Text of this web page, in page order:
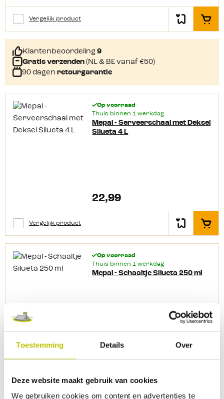
Toestemming Details Over
Deze website maakt gebruik van cookies
We gebruiken cookies om content en advertenties te
Vergelijk product In het
Klantenbeoordeling 9
Gratis verzenden (NL & BE vanaf €50)
90 dagen retourgarantie
Op voorraad
Thuis binnen 1 werkdag
Mepal - Serveerschaal met Deksel
Silueta 4 L
22,99
Vergelijk product In het
Op voorraad
Thuis binnen 1 werkdag
Mepal - Schaaltje Silueta 250 ml
4,99
Op voorraad